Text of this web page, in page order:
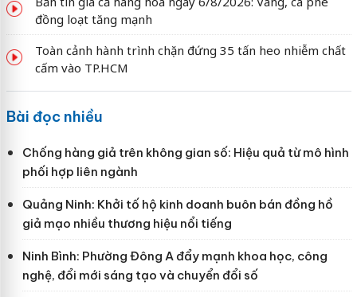
đồng loạt tăng mạnh
Toàn cảnh hành trình chặn đứng 35 tấn heo nhiễm chất
cấm vào TP.HCM
Bài đọc nhiều
Chống hàng giả trên không gian số: Hiệu quả từ mô hình
phối hợp liên ngành
Quảng Ninh: Khởi tố hộ kinh doanh buôn bán đồng hồ
giả mạo nhiều thương hiệu nổi tiếng
Ninh Bình: Phường Đông A đẩy mạnh khoa học, công
nghệ, đổi mới sáng tạo và chuyển đổi số